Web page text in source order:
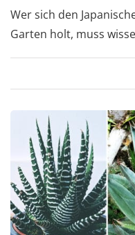
Wer sich den
Garten holt, muss